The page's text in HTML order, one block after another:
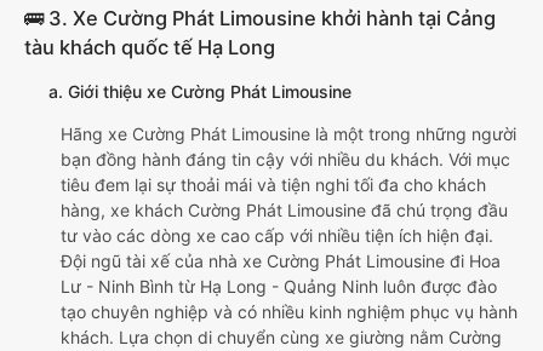
🚌 3. Xe Cường Phát Limousine khởi hành tại Cảng
tàu khách quốc tế Hạ Long
a. Giới thiệu xe Cường Phát Limousine
Hãng xe Cường Phát Limousine là một trong những người
bạn đồng hành đáng tin cậy với nhiều du khách. Với mục
tiêu đem lại sự thoải mái và tiện nghi tối đa cho khách
hàng, xe khách Cường Phát Limousine đã chú trọng đầu
tư vào các dòng xe cao cấp với nhiều tiện ích hiện đại.
Đội ngũ tài xế của nhà xe Cường Phát Limousine đi Hoa
Lư - Ninh Bình từ Hạ Long - Quảng Ninh luôn được đào
tạo chuyên nghiệp và có nhiều kinh nghiệm phục vụ hành
khách. Lựa chọn di chuyển cùng xe giường nằm Cường